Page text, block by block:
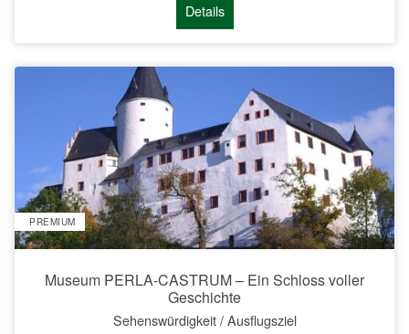
Details
PREMIUM
Museum PERLA-CASTRUM – Ein Schloss voller
Geschichte
Sehenswürdigkeit / Ausflugsziel